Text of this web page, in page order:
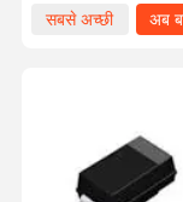
सबसे अच्छी
अब